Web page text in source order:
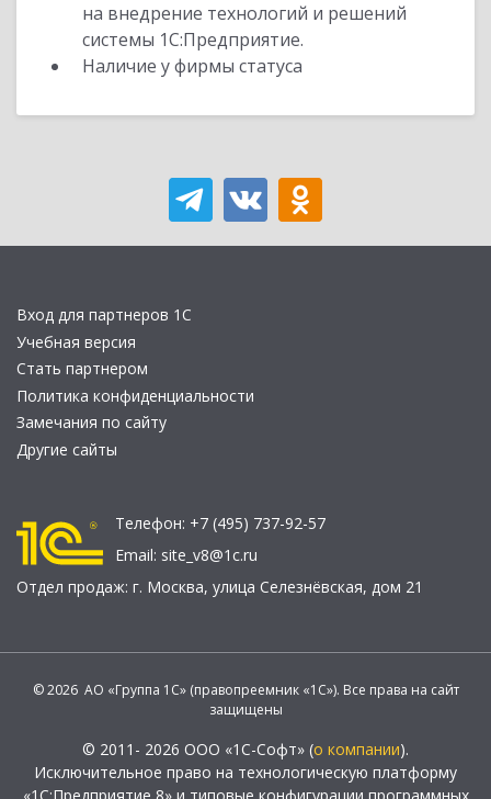
на внедрение технологий и решений
системы 1С:Предприятие.
Наличие у фирмы статуса
Вход для партнеров 1С
Учебная версия
Стать партнером
Политика конфиденциальности
Замечания по сайту
Другие сайты
Телефон: +7 (495) 737-92-57
Email: site_v8@1c.ru
Отдел продаж: г. Москва, улица Селезнёвская, дом 21
© 2026 АО «Группа 1С» (правопреемник «1С»). Все права на сайт
защищены
© 2011- 2026 ООО «1С-Софт» (о компании).
Исключительное право на технологическую платформу